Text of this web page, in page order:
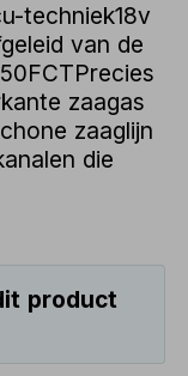
techniek18v
van de
zaagas
zaaglijn
die
product